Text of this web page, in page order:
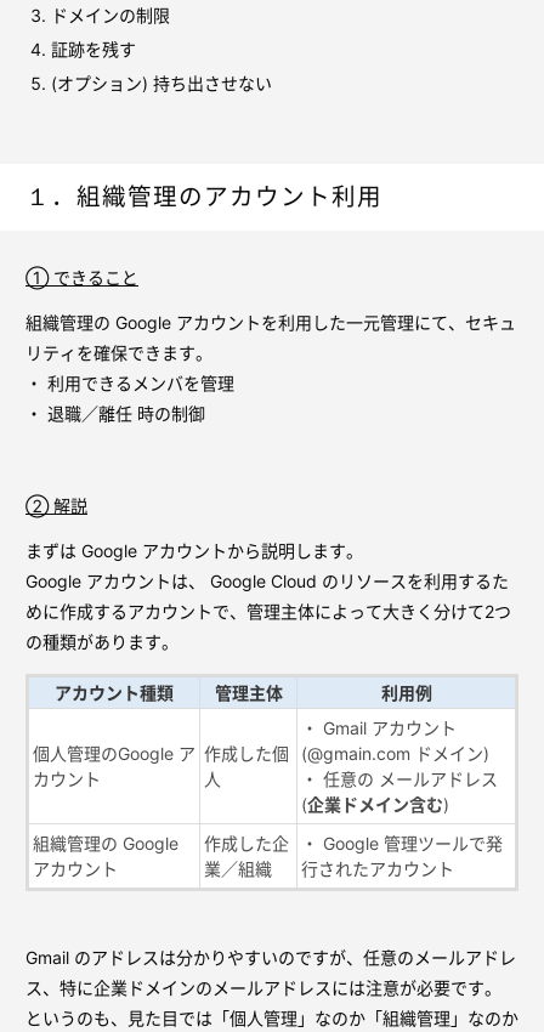
ドメインの制限
証跡を残す
(オプション) 持ち出させない
１．組織管理のアカウント利用
① できること
組織管理の Google アカウントを利用した一元管理にて、セキュ
リティを確保できます。
・ 利用できるメンバを管理
・ 退職／離任 時の制御
② 解説
まずは Google アカウントから説明します。
Google アカウントは、 Google Cloud のリソースを利用するた
めに作成するアカウントで、管理主体によって大きく分けて2つ
の種類があります。
アカウント種類 管理主体 利用例
個人管理のGoogle ア
カウント
作成した個
人
・ Gmail アカウント
(@gmain.com ドメイン)
・ 任意の メールアドレス
(企業ドメイン含む)
組織管理の Google
アカウント
作成した企
業／組織
・ Google 管理ツールで発
行されたアカウント
Gmail のアドレスは分かりやすいのですが、任意のメールアドレ
ス、特に企業ドメインのメールアドレスには注意が必要です。
というのも、見た目では「個人管理」なのか「組織管理」なのか